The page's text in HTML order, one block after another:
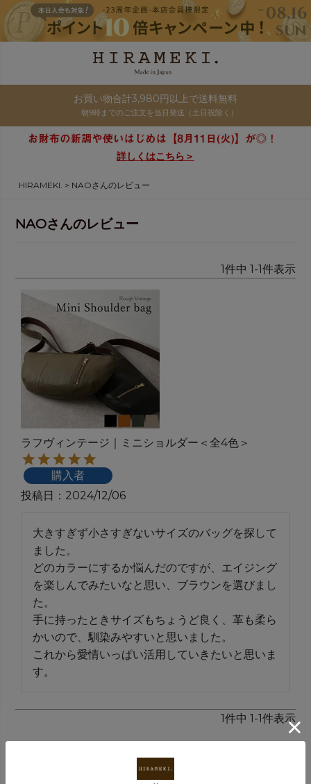
お買い物合計3,980円以上で送料無料
朝9時までのご注文を当日発送（土日祝除く）
詳しくはこちら＞
HIRAMEKI. NAOさんのレビュー
NAOさんのレビュー
1件中 1 -1件表示
ラフヴィンテージ｜ミニショルダー＜全4色＞
購入者
投稿日
2024/12/06
大きすぎず小さすぎないサイズのバッグを探して
ました。
どのカラーにするか悩んだのですが、エイジング
を楽しんでみたいなと思い、ブラウンを選びまし
た。
手に持ったときサイズもちょうど良く、革も柔ら
かいので、馴染みやすいと思いました。
これから愛情いっぱい活用していきたいと思いま
す。
1件中 1 -1件表示